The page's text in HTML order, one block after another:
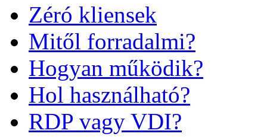
Zéró kliensek
Mitől forradalmi?
Hogyan működik?
Hol használható?
RDP vagy VDI?